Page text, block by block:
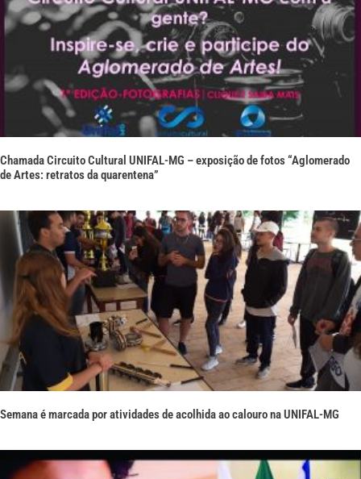
Chamada Circuito Cultural UNIFAL-MG – exposição de fotos “Aglomerado
de Artes: retratos da quarentena”
Semana é marcada por atividades de acolhida ao calouro na UNIFAL-MG